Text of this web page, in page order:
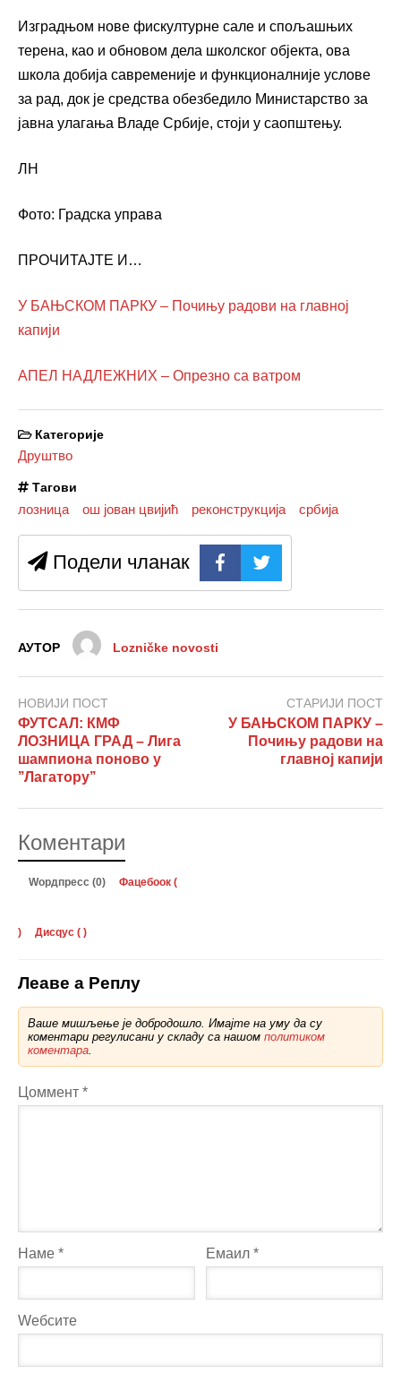
Изградњом нове фискултурне сале и спољашњих
терена, као и обновом дела школског објекта, ова
школа добија савременије и функционалније услове
за рад, док је средства обезбедило Министарство за
јавна улагања Владе Србије, стоји у саопштењу.
ЛН
Фото: Градска управа
ПРОЧИТАЈТЕ И…
У БАЊСКОМ ПАРКУ – Почињу радови на главној
капији
АПЕЛ НАДЛЕЖНИХ – Опрезно са ватром
Категорије
Друштво
Тагови
лозница ош јован цвијић реконструкција србија
Подели чланак
АУТОР Lozničke novosti
НОВИЈИ ПОСТ
ФУТСАЛ: КМФ
ЛОЗНИЦА ГРАД – Лига
шампиона поново у
’’Лагатору’’
СТАРИЈИ ПОСТ
У БАЊСКОМ ПАРКУ –
Почињу радови на
главној капији
Коментари
Wордпресс (0) Фацебоок (
) Дисqус ( )
Леаве а Реплy
Ваше мишљење је добродошло. Имајте на уму да су
коментари регулисани у складу са нашом политиком
коментара
Цоммент *
Наме * Емаил*
Wебсите